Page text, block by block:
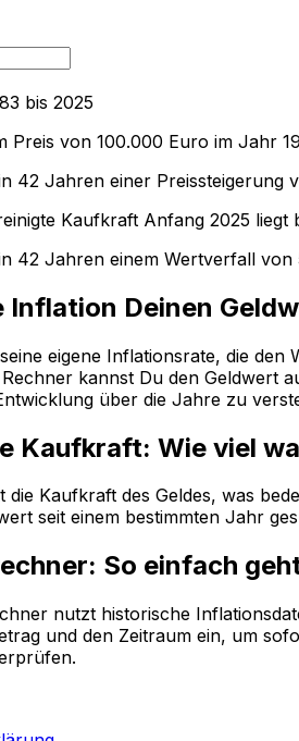
bis 2025
Preis von 100.000 Euro im Jahr
42 Jahren einer Preissteigerung
Kaufkraft Anfang 2025 liegt
42 Jahren einem Wertverfall von
Inflation Deinen
eigene Inflationsrate, die den
kannst Du den Geldwert
über die Jahre zu
Kaufkraft: Wie viel
die Kaufkraft des Geldes, was
seit einem bestimmten Jahr
So einfach
nutzt historische
und den Zeitraum ein, um